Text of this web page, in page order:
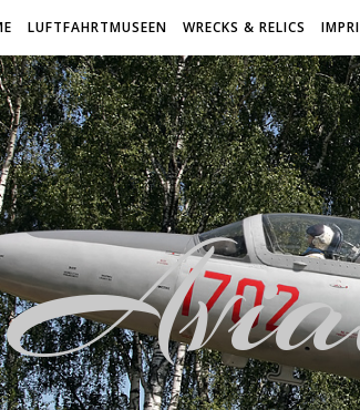
LUFTFAHRTMUSEEN WRECKS & RELICS